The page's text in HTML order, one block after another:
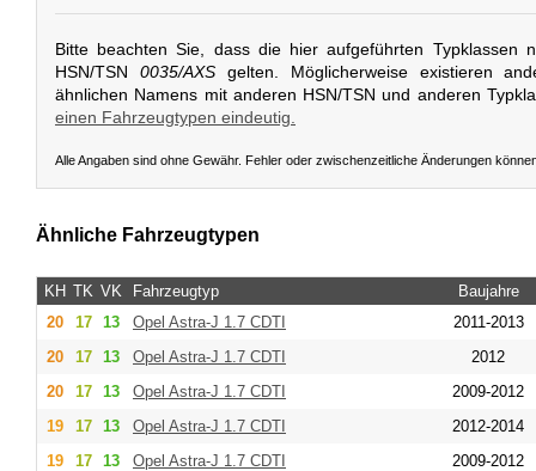
Bitte beachten Sie, dass die hier aufgeführten Typklassen
HSN/TSN 0035/AXSgelten. Möglicherweise existieren
ähnlichen Namens mit anderen HSN/TSN und anderen
einen Fahrzeugtypen eindeutig.
Alle Angaben sind ohne Gewähr. Fehler oder zwischenzeitliche Änderungen
Ähnliche Fahrzeugtypen
KH TK VK Fahrzeugtyp
Baujahre
20
17 13 Opel Astra-J 1.7 CDTI
2011-2013
20
17 13 Opel Astra-J 1.7 CDTI
2012
20
17 13 Opel Astra-J 1.7 CDTI
2009-2012
19
17 13 Opel Astra-J 1.7 CDTI
2012-2014
19
17 13 Opel Astra-J 1.7 CDTI
2009-2012